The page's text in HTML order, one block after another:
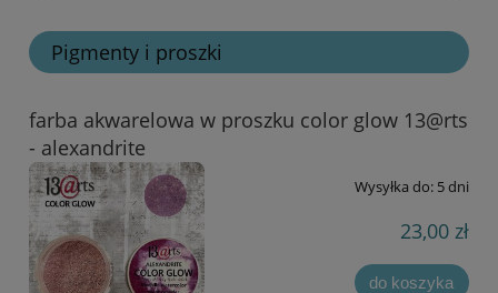
Pigmenty i proszki
farba akwarelowa w proszku color glow 13@rts
- alexandrite
Wysyłka do: 5 dni
23,00 zł
do koszyka